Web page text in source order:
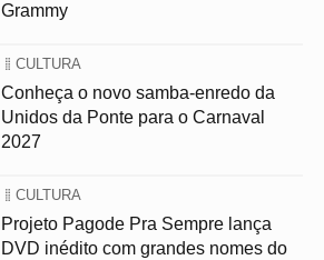
Grammy
CULTURA
Conheça o novo samba-enredo da
Unidos da Ponte para o Carnaval
2027
CULTURA
Projeto Pagode Pra Sempre lança
DVD inédito com grandes nomes do